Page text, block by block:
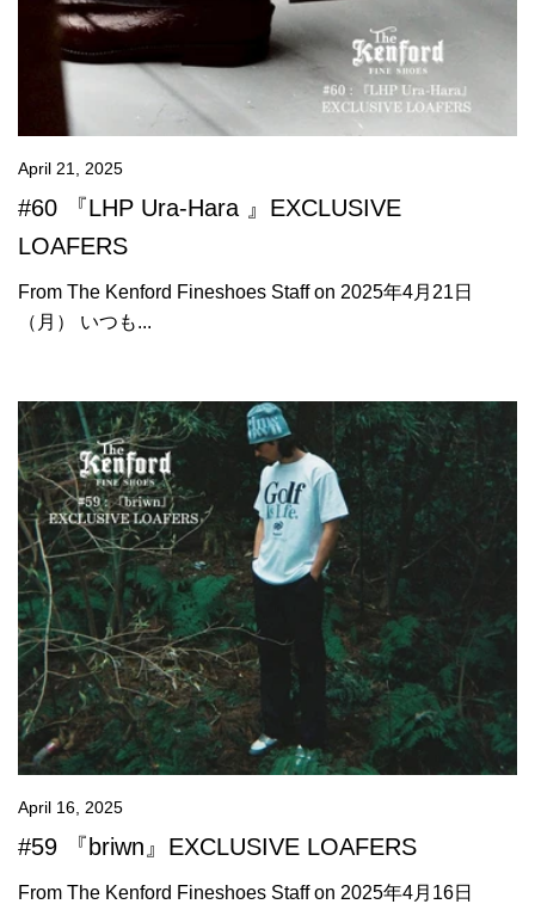
April 21, 2025
#60 『LHP Ura-Hara 』EXCLUSIVE
LOAFERS
From The Kenford Fineshoes Staff on 2025年4月21日
（月） いつも...
April 16, 2025
#59 『briwn』EXCLUSIVE LOAFERS
From The Kenford Fineshoes Staff on 2025年4月16日